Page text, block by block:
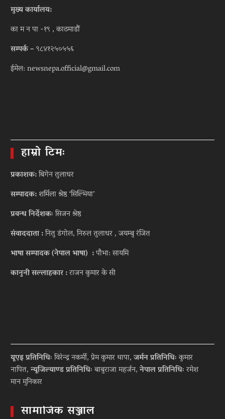
मुख्य कार्यालय:
का म न पा -१९ , काठमाडौं
सम्पर्क –९८४१२५०५५६
ईमेल: newsnepa.official@gmail.com
हाम्रो टिमः
प्रकाशक:बिगेन तुलाधर
सम्पादक:शर्मिला श्रेष्ठ ‘सिल्भिया’
प्रवन्ध निर्देशकःसिजन श्रेष्ठ
संवाददाता :नितु डंगोल, निरुल तुलाधर , जयम्बु रंजित
भाषा सम्पादक (नेपाल भाषा) :पौभा: सायमि
कानुनी सल्लाहकार :राजन कुमार के सी
यूएइ प्रतिनिधिःविरेन्द्र नकर्मी, प्रेम कुमार थापा,जर्मन प्रतिनिधिःकुमार
नापित,न्यूजिल्याण्ड प्रतिनिधिःबाबुराजा महर्जन,नेपाल प्रतिनिधिःरमेश
मान मुनिकार
सामाजिक सञ्जाल